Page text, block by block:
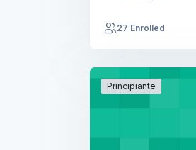
27 Enrolled
Principiante